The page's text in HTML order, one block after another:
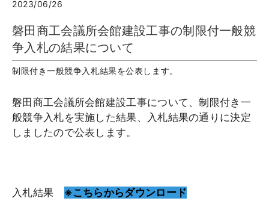
2023/06/26
磐田商工会議所会館建設工事の制限付一般競
争入札の結果について
制限付き一般競争入札結果を公表します。
磐田商工会議所会館建設工事について、制限付き一
般競争入札を実施した結果、入札結果の通りに決定
しましたので公表します。
入札結果 ※こちらからダウンロード